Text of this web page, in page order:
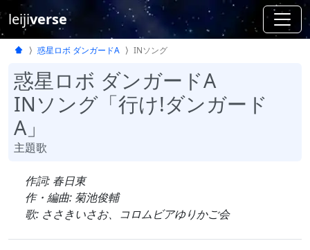
leijiverse
惑星ロボ ダンガードA INソング
惑星ロボ ダンガードA
INソング「行け!ダンガード
A」
主題歌
作詞: 春日東
作・編曲: 菊池俊輔
歌: ささきいさお、コロムビアゆりかご会